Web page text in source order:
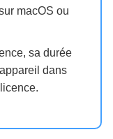
macOS ou
sa durée
dans